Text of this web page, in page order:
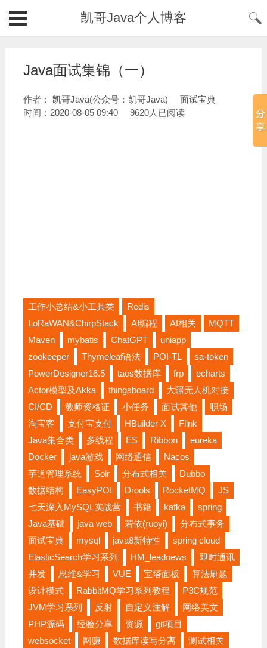
凯哥Java个人博客
Java面试集锦（一）
作者： 凯哥Java(公众号：凯哥Java)
面试宝典
时间：2020-08-05 09:40
9620人已阅读
工作小总结&小工具类
Redis
LoRaWAN&ChirpStack
AI编程 AI相关
MQTT
Maven
mybatis ChatGPT
uniapp
zookeeper
Thymeleaf语法 POI-TL
sa-token
PowerDesigner16.5
taos数据库 frp
echarts
Actor模型及Akka
thingsboard
大疆无人机对接
CI/CD
教师资格证 小任务 面试其他
职场
淘宝客
支付宝支付 HBuilder X
Flink
Java集合类
多线程 ES Ribbon
eureka
Docker
java游戏 网络通信
Nacos
芋道管理系统
Solr 分布式相关
Dubbo
数据结构
EasyPOI Drools RocketMQ
JS
七天深入MySQL实战营
书籍 kafka
spring
Java基础
java web 若依(ruoyi)
分布式事务
面试宝典
mysql java8新特性
spring cloud
ElasticSearch学习系列
HM_leadnews
即时通讯
并发
思维&学习 VUE 宝塔面板
算法刷题
设计模式
RabbitMQ学习系列教程
P3C规范
JVM学习系列
反射 自定义注解
网络美文
PHP源码
经验分享 资源
git项目
websocket
网赚 数据库读写分离
测试相关